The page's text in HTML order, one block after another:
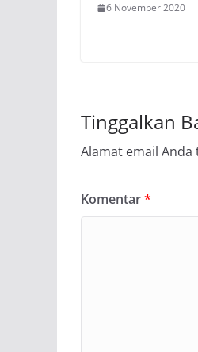
6 November 2020
Tinggalkan
Alamat email Anda
Komentar*